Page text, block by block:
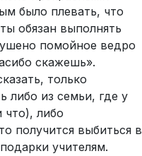
было плевать, что
обязан выполнять
помойное ведро
скажешь».
только
либо из семьи, где у
что), либо
получится выбиться в
учителям.